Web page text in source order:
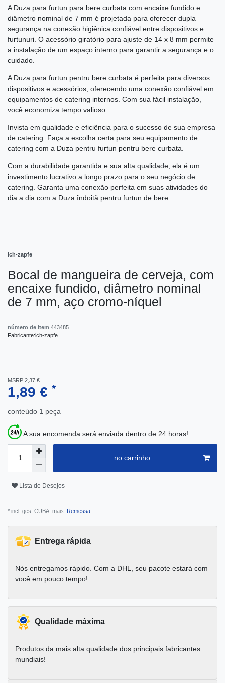
A Duza para furtun para bere curbata com encaixe fundido e
diâmetro nominal de 7 mm é projetada para oferecer dupla
segurança na conexão higiênica confiável entre dispositivos e
furtunuri. O acessório giratório para ajuste de 14 x 8 mm permite
a instalação de um espaço interno para garantir a segurança e o
cuidado.
A Duza para furtun pentru bere curbata é perfeita para diversos
dispositivos e acessórios, oferecendo uma conexão confiável em
equipamentos de catering internos. Com sua fácil instalação,
você economiza tempo valioso.
Invista em qualidade e eficiência para o sucesso de sua empresa
de catering. Faça a escolha certa para seu equipamento de
catering com a Duza pentru furtun pentru bere curbata.
Com a durabilidade garantida e sua alta qualidade, ela é um
investimento lucrativo a longo prazo para o seu negócio de
catering. Garanta uma conexão perfeita em suas atividades do
dia a dia com a Duza îndoită pentru furtun de bere.
Ich-zapfe
Bocal de mangueira de cerveja, com
encaixe fundido, diâmetro nominal
de 7 mm, aço cromo-níquel
número de item 443485
Fabricante:ich-zapfe
MSRP 2,37 €
1,89 € *
conteúdo 1 peça
A sua encomenda será enviada dentro de 24 horas!
no carrinho
Lista de Desejos
* incl. ges. CUBA. mais. Remessa
Entrega rápida
Nós entregamos rápido. Com a DHL, seu pacote estará com
você em pouco tempo!
Qualidade máxima
Produtos da mais alta qualidade dos principais fabricantes
mundiais!